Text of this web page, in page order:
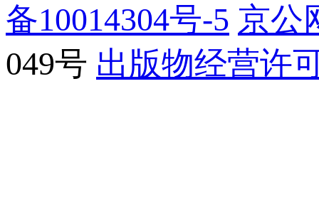
备10014304号-5 京公
049号 出版物经营许